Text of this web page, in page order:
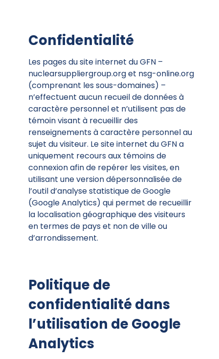
Confidentialité
Les pages du site internet du GFN –
nuclearsuppliergroup.org et nsg-online.org
(comprenant les sous-domaines) –
n’effectuent aucun recueil de données à
caractère personnel et n’utilisent pas de
témoin visant à recueillir des
renseignements à caractère personnel au
sujet du visiteur. Le site internet du GFN a
uniquement recours aux témoins de
connexion afin de repérer les visites, en
utilisant une version dépersonnalisée de
l’outil d’analyse statistique de Google
(Google Analytics) qui permet de recueillir
la localisation géographique des visiteurs
en termes de pays et non de ville ou
d’arrondissement.
Politique de
confidentialité dans
l’utilisation de Google
Analytics